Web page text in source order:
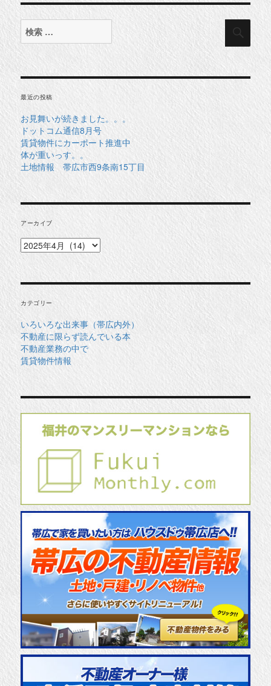
検
索
象:
最近の投稿
お見舞いが続きました。。。
ドットコム通信8月号
賃貸物件にカーポート推進中
体が重いっす。。
土地情報 帯広市西9条南15丁目
アーカイブ
ア
ー
イ
カテゴリー
いろいろな出来事（帯広内外）
不動産に限らず読んでいる本
不動産業務の中で
賃貸物件情報